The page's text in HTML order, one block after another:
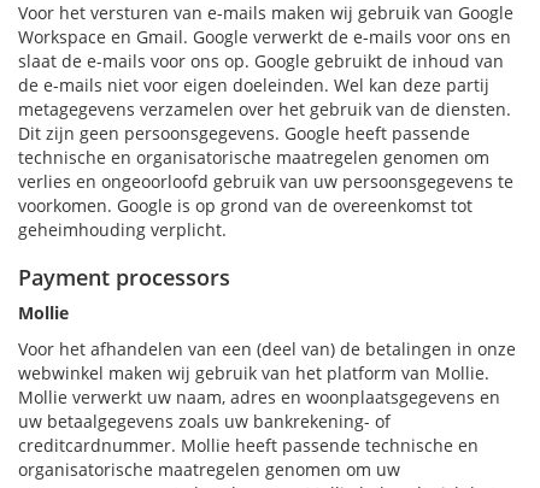
Voor het versturen van e-mails maken wij gebruik van Google
Workspace en Gmail. Google verwerkt de e-mails voor ons en
slaat de e-mails voor ons op. Google gebruikt de inhoud van
de e-mails niet voor eigen doeleinden. Wel kan deze partij
metagegevens verzamelen over het gebruik van de diensten.
Dit zijn geen persoonsgegevens. Google heeft passende
technische en organisatorische maatregelen genomen om
verlies en ongeoorloofd gebruik van uw persoonsgegevens te
voorkomen. Google is op grond van de overeenkomst tot
geheimhouding verplicht.
Payment processors
Mollie
Voor het afhandelen van een (deel van) de betalingen in onze
webwinkel maken wij gebruik van het platform van Mollie.
Mollie verwerkt uw naam, adres en woonplaatsgegevens en
uw betaalgegevens zoals uw bankrekening- of
creditcardnummer. Mollie heeft passende technische en
organisatorische maatregelen genomen om uw